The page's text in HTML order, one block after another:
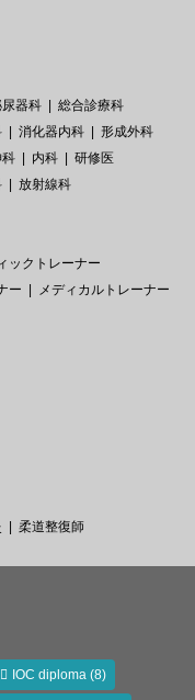
器科
総合診療科
消化器内科
形成外科
内科
研修医
放射線科
ックトレーナー
ー
メディカルトレーナー
柔道整復師
IOC diploma (8)